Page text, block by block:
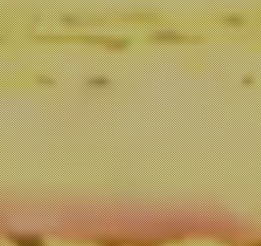
内容正在加载中